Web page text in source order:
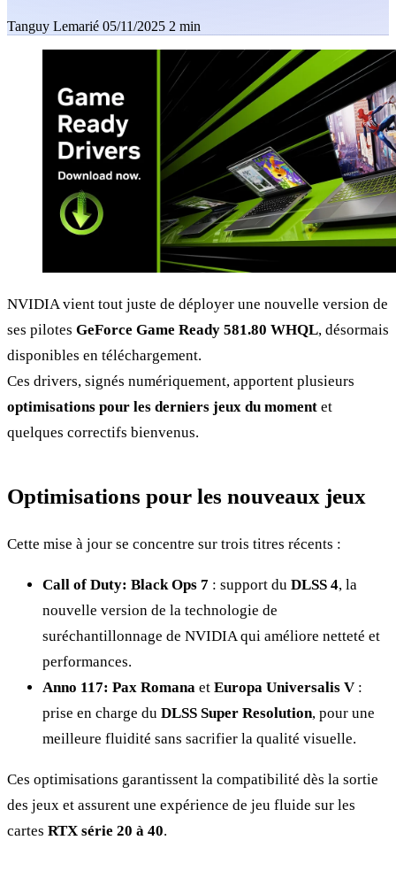
Tanguy Lemarié 05/11/2025 2 min
NVIDIA vient tout juste de déployer une nouvelle version de
ses pilotes GeForce Game Ready 581.80 WHQL, désormais
disponibles en téléchargement.
Ces drivers, signés numériquement, apportent plusieurs
optimisations pour les derniers jeux du moment et
quelques correctifs bienvenus.
Optimisations pour les nouveaux jeux
Cette mise à jour se concentre sur trois titres récents :
Call of Duty: Black Ops 7 : support du DLSS 4, la
nouvelle version de la technologie de
suréchantillonnage de NVIDIA qui améliore netteté et
performances.
Anno 117: Pax Romana et Europa Universalis V :
prise en charge du DLSS Super Resolution, pour une
meilleure fluidité sans sacrifier la qualité visuelle.
Ces optimisations garantissent la compatibilité dès la sortie
des jeux et assurent une expérience de jeu fluide sur les
cartes RTX série 20 à 40.